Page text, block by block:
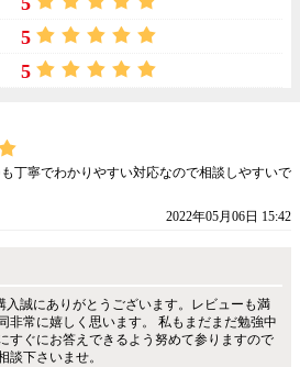
5
5
丁寧でわかりやすい対応なので相談しやすいで
2022年05月06日 15:42
入誠にありがとうございます。レビューも満
非常に嬉しく思います。 私もまだまだ勉強中
すぐにお答えできるよう努めて参りますので
談下さいませ。